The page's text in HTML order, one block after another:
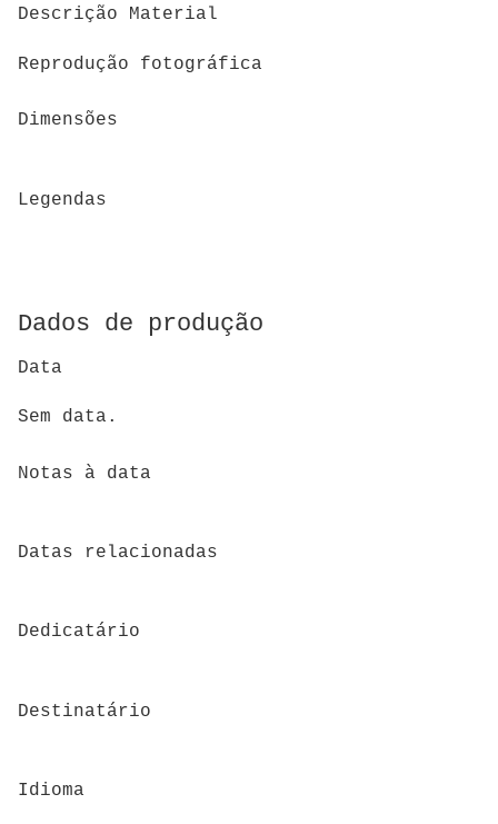
Descrição Material
Reprodução fotográfica
Dimensões
Legendas
Dados de produção
Data
Sem data.
Notas à data
Datas relacionadas
Dedicatário
Destinatário
Idioma